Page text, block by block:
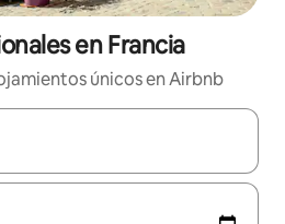
en Francia
únicos en Airbnb
disponibles, navega con las